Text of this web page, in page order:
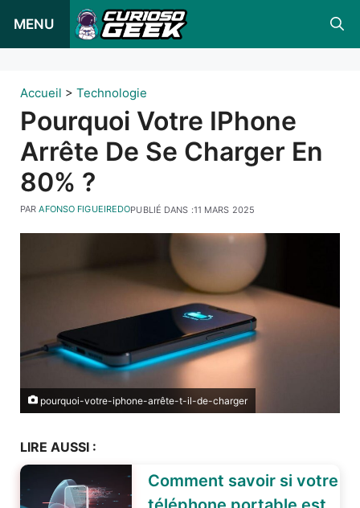
MENU
Accueil > Technologie
Pourquoi Votre IPhone
Arrête De Se Charger En
80% ?
PUBLIÉ DANS :11 MARS 2025
PARAFONSO FIGUEIREDO
pourquoi-votre-iphone-arrête-t-il-de-charger
LIRE AUSSI :
Comment savoir si votre